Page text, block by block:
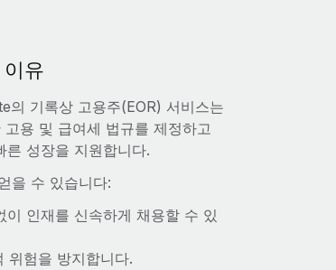
유
의 기록상 고용주(EOR) 서비스는
용 및 급여세 법규를 제정하고
른 성장을 지원합니다.
을 수 있습니다:
인재를 신속하게 채용할 수 있
위험을 방지합니다.